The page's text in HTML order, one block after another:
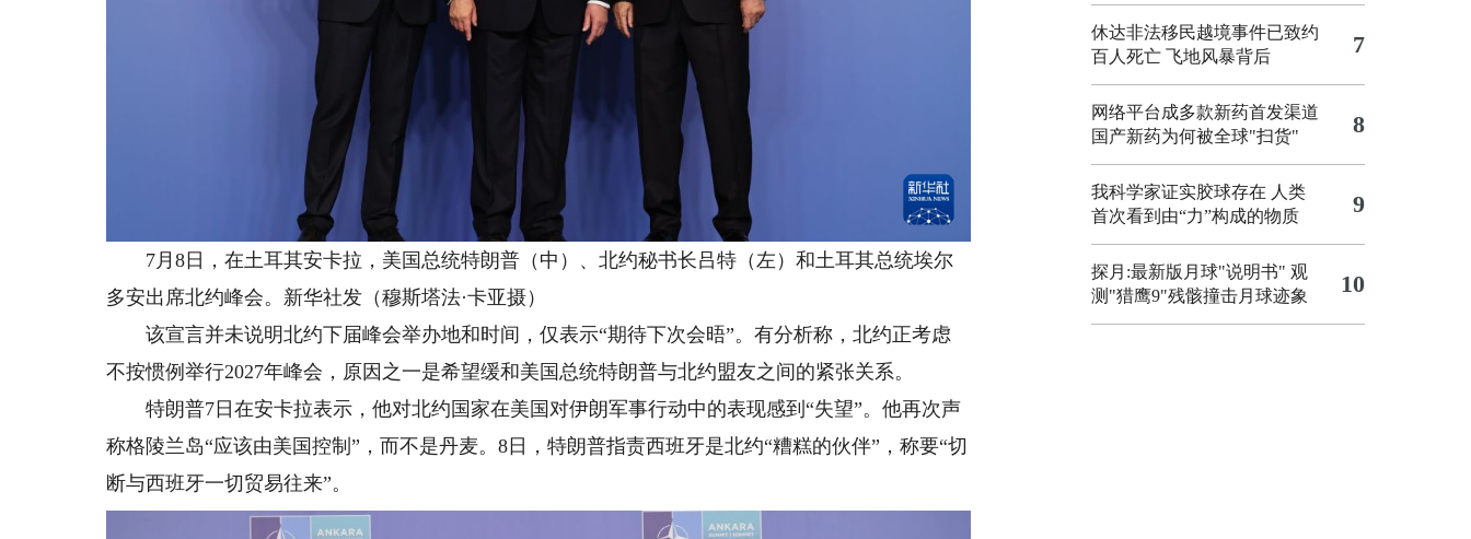
7月8日，在土耳其安卡拉，美国总统特朗普（中）、北约秘书长吕特（左）和土耳其总统埃尔
多安出席北约峰会。新华社发（穆斯塔法·卡亚摄）
该宣言并未说明北约下届峰会举办地和时间，仅表示“期待下次会晤”。有分析称，北约正考虑
不按惯例举行2027年峰会，原因之一是希望缓和美国总统特朗普与北约盟友之间的紧张关系。
特朗普7日在安卡拉表示，他对北约国家在美国对伊朗军事行动中的表现感到“失望”。他再次声
称格陵兰岛“应该由美国控制”，而不是丹麦。8日，特朗普指责西班牙是北约“糟糕的伙伴”，称要“切
断与西班牙一切贸易往来”。
休达非法移民越境事件已致约
百人死亡 飞地风暴背后 7
网络平台成多款新药首发渠道
国产新药为何被全球"扫货"
8
我科学家证实胶球存在 人类
首次看到由“力”构成的物质
9
探月:最新版月球"说明书" 观
测"猎鹰9"残骸撞击月球迹象
10